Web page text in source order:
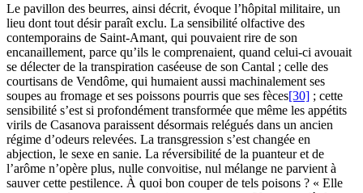
Le pavillon des beurres, ainsi décrit, évoque l’hôpital militaire, un
lieu dont tout désir paraît exclu. La sensibilité olfactive des
contemporains de Saint-Amant, qui pouvaient rire de son
encanaillement, parce qu’ils le comprenaient, quand celui-ci avouait
se délecter de la transpiration caséeuse de son Cantal ; celle des
courtisans de Vendôme, qui humaient aussi machinalement ses
soupes au fromage et ses poissons pourris que ses fèces[30] ; cette
sensibilité s’est si profondément transformée que même les appétits
virils de Casanova paraissent désormais relégués dans un ancien
régime d’odeurs relevées. La transgression s’est changée en
abjection, le sexe en sanie. La réversibilité de la puanteur et de
l’arôme n’opère plus, nulle convoitise, nul mélange ne parvient à
sauver cette pestilence. À quoi bon couper de tels poisons ? « Elle